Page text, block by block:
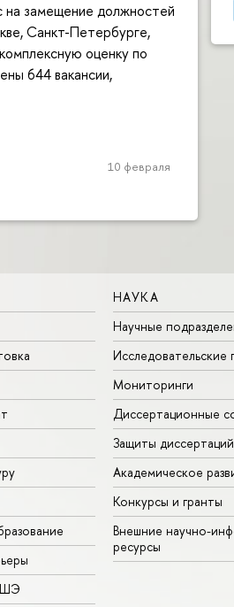
замещение должностей
Санкт-Петербурге,
оценку по
644 вакансии,
10 февраля
НАУКА
Научные
Исследовательские
Мониторинги
Диссертационные
Защиты диссертаций
Академическое
Конкурсы и гранты
Внешние научно-
ресурсы